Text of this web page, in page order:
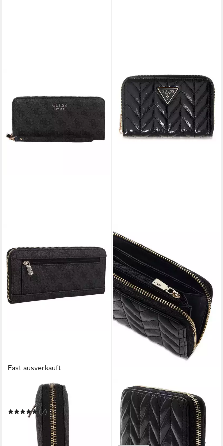
Fast ausverkauft
Geldbörse Brenton
(7)
ab 59,90 € UVP 79,90 €
in 4-5 Werktagen bei dir
GUESS
Geldbörse SLG Zip Around
Wallet
ab 44,40 € UVP 60,00 €
-26%
in 2-3 Werktagen bei dir